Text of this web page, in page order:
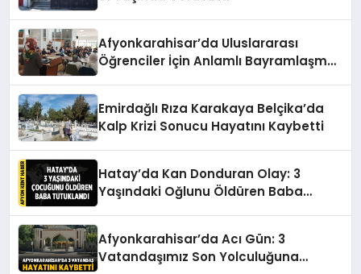
Afyonkarahisar’da Uluslararası
Öğrenciler İçin Anlamlı Bayramlaşma
Emirdağlı Rıza Karakaya Belçika’da
Kalp Krizi Sonucu Hayatını Kaybetti
Hatay’da Kan Donduran Olay: 3
Yaşındaki Oğlunu Öldüren Baba
Afyonkarahisar’da Acı Gün: 3
Vatandaşımız Son Yolculuğuna